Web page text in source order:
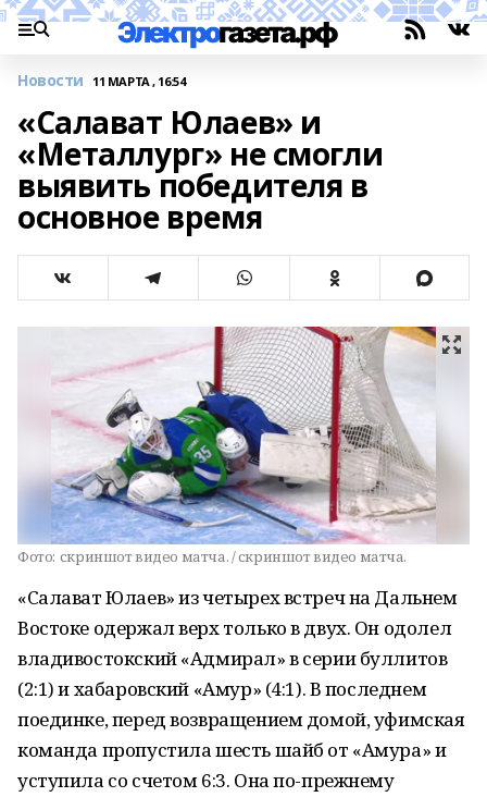
Новости 11 МАРТА , 16:54
«Салават Юлаев» и
«Металлург» не смогли
выявить победителя в
основное время
Фото: скриншот видео матча. / скриншот видео матча.
«Салават Юлаев» из четырех встреч на Дальнем
Востоке одержал верх только в двух. Он одолел
владивостокский «Адмирал» в серии буллитов
(2:1) и хабаровский «Амур» (4:1). В последнем
поединке, перед возвращением домой, уфимская
команда пропустила шесть шайб от «Амура» и
уступила со счетом 6:3. Она по-прежнему